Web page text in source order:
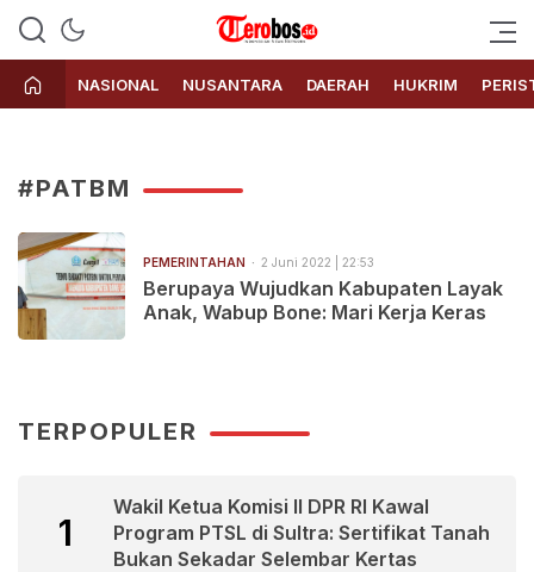
Terobos.id – Kabar terkini dari
Indonesia
Media siber yang menyajikan
berita terbaru dan kabar terkini
dari Indonesia untuk dunia
NASIONAL NUSANTARA DAERAH HUKRIM
#PATBM
PEMERINTAHAN 2 Juni 2022 | 22:53
Berupaya Wujudkan Kabupaten Layak
Anak, Wabup Bone: Mari Kerja Keras
TERPOPULER
1
Wakil Ketua Komisi II DPR RI Kawal
Program PTSL di Sultra: Sertifikat Tanah
Bukan Sekadar Selembar Kertas